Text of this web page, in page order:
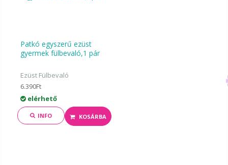
Patkó egyszerű ezüst
gyermek fülbevaló,1 pár
Ezüst Fülbevaló
6.390Ft
elérhető
INFO KOSÁRBA